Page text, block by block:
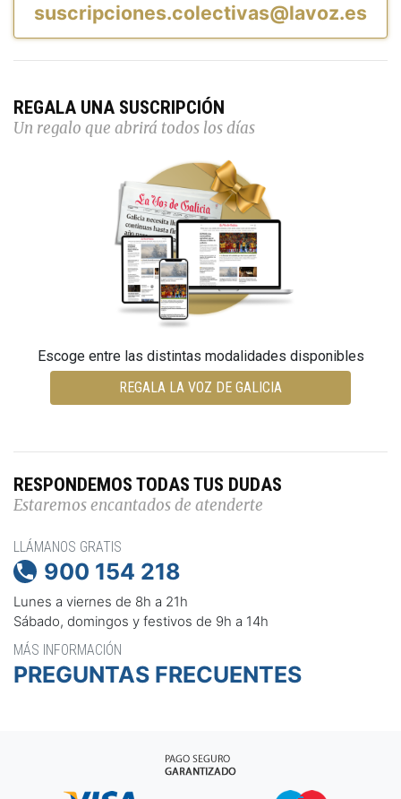
suscripciones.colectivas@lavoz.es
REGALA UNA SUSCRIPCIÓN
Un regalo que abrirá todos los días
Escoge entre las distintas modalidades disponibles
REGALA LA VOZ DE GALICIA
RESPONDEMOS TODAS TUS DUDAS
Estaremos encantados de atenderte
LLÁMANOS GRATIS
 900 154 218
Lunes a viernes de 8h a 21h
Sábado, domingos y festivos de 9h a 14h
MÁS INFORMACIÓN
PREGUNTAS FRECUENTES